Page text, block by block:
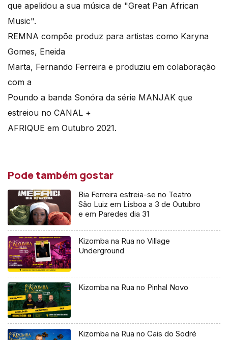
que apelidou a sua música de "Great Pan African
Music".
REMNA compõe produz para artistas como Karyna
Gomes, Eneida
Marta, Fernando Ferreira e produziu em colaboração
com a
Poundo a banda Sonóra da série MANJAK que
estreiou no CANAL +
AFRIQUE em Outubro 2021.
Pode também gostar
Bia Ferreira estreia-se no Teatro
São Luiz em Lisboa a 3 de Outubro
e em Paredes dia 31
Kizomba na Rua no Village
Underground
Kizomba na Rua no Pinhal Novo
Kizomba na Rua no Cais do Sodré